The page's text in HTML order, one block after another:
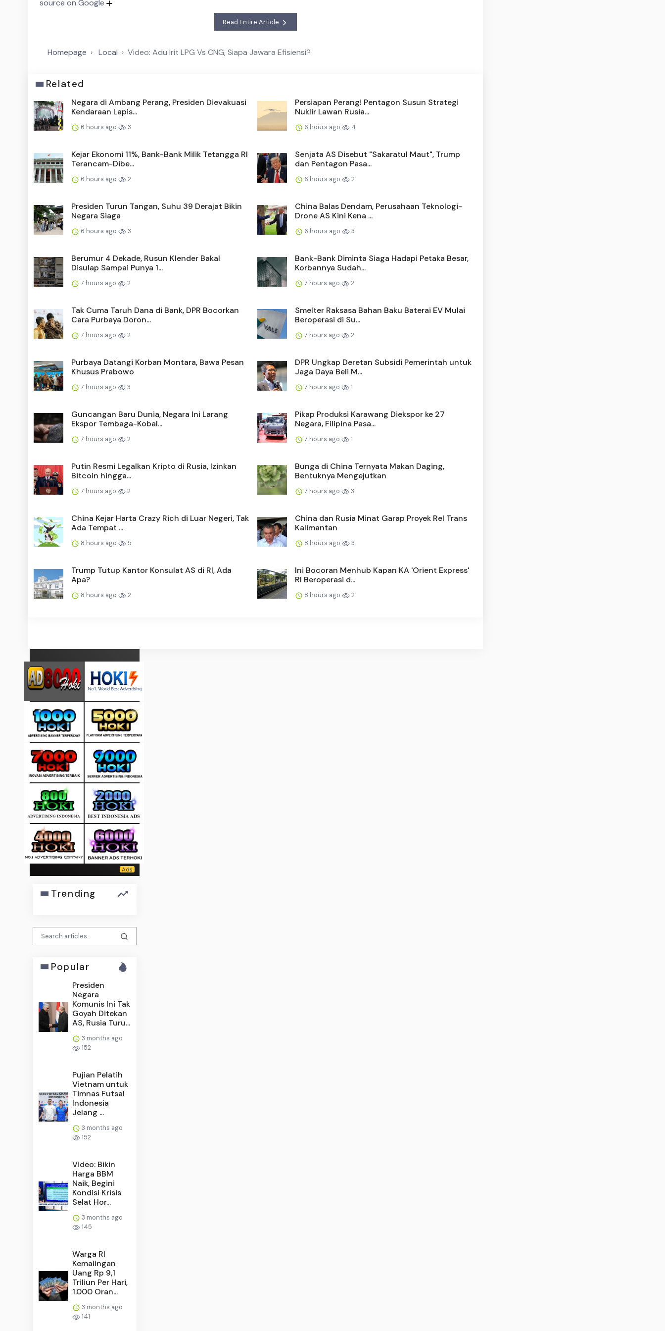
source on Google
Read Entire Article
Homepage Local Video: Adu Irit LPG Vs CNG, Siapa Jawara Efisiensi?
Related
Negara di Ambang Perang, Presiden Dievakuasi
Kendaraan Lapis...
6 hours ago 3
Persiapan Perang! Pentagon Susun Strategi
Nuklir Lawan Rusia...
6 hours ago 4
Kejar Ekonomi 11%, Bank-Bank Milik Tetangga RI
Terancam-Dibe...
6 hours ago 2
Senjata AS Disebut "Sakaratul Maut", Trump
dan Pentagon Pasa...
6 hours ago 2
Presiden Turun Tangan, Suhu 39 Derajat Bikin
Negara Siaga
6 hours ago 3
China Balas Dendam, Perusahaan Teknologi-
Drone AS Kini Kena ...
6 hours ago 3
Berumur 4 Dekade, Rusun Klender Bakal
Disulap Sampai Punya 1...
7 hours ago 2
Bank-Bank Diminta Siaga Hadapi Petaka Besar,
Korbannya Sudah...
7 hours ago 2
Tak Cuma Taruh Dana di Bank, DPR Bocorkan
Cara Purbaya Doron...
7 hours ago 2
Smelter Raksasa Bahan Baku Baterai EV Mulai
Beroperasi di Su...
7 hours ago 2
Purbaya Datangi Korban Montara, Bawa Pesan
Khusus Prabowo
7 hours ago 3
DPR Ungkap Deretan Subsidi Pemerintah untuk
Jaga Daya Beli M...
7 hours ago 1
Guncangan Baru Dunia, Negara Ini Larang
Ekspor Tembaga-Kobal...
7 hours ago 2
Pikap Produksi Karawang Diekspor ke 27
Negara, Filipina Pasa...
7 hours ago 1
Putin Resmi Legalkan Kripto di Rusia, Izinkan
Bitcoin hingga...
7 hours ago 2
Bunga di China Ternyata Makan Daging,
Bentuknya Mengejutkan
7 hours ago 3
China Kejar Harta Crazy Rich di Luar Negeri, Tak
Ada Tempat ...
8 hours ago 5
China dan Rusia Minat Garap Proyek Rel Trans
Kalimantan
8 hours ago 3
Trump Tutup Kantor Konsulat AS di RI, Ada
Apa?
8 hours ago 2
Ini Bocoran Menhub Kapan KA 'Orient Express'
RI Beroperasi d...
8 hours ago 2
Trending
Popular
Presiden
Negara
Komunis Ini Tak
Goyah Ditekan
AS, Rusia Turu...
3 months ago
152
Pujian Pelatih
Vietnam untuk
Timnas Futsal
Indonesia
Jelang ...
3 months ago
152
Video: Bikin
Harga BBM
Naik, Begini
Kondisi Krisis
Selat Hor...
3 months ago
145
Warga RI
Kemalingan
Uang Rp 9,1
Triliun Per Hari,
1.000 Oran...
3 months ago
141